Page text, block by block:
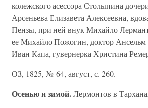
колежского асессора Столыпина
Арсеньева Елизавета Алексеевна,
Пензы, при ней внук Михайло
ее Михайло Пожогин, доктор Ансельм
Иван Капа, гувернерка Христина
ОЗ, 1825, № 64, август, с. 260.
Осенью и зимой.Лермонтов в